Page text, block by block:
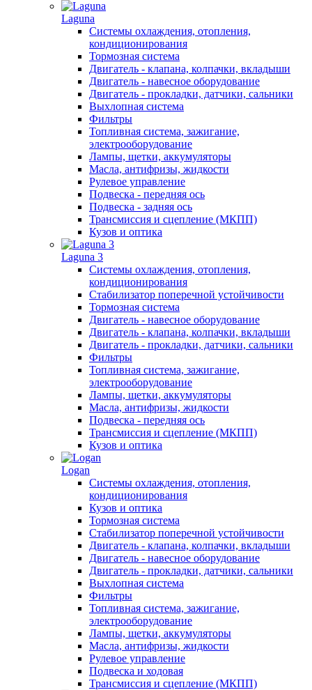
Laguna
Системы охлаждения, отопления,
кондиционирования
Тормозная система
Двигатель - клапана, колпачки, вкладыши
Двигатель - навесное оборудование
Двигатель - прокладки, датчики, сальники
Выхлопная система
Фильтры
Топливная система, зажигание,
электрооборудование
Лампы, щетки, аккумуляторы
Масла, антифризы, жидкости
Рулевое управление
Подвеска - передняя ось
Подвеска - задняя ось
Трансмиссия и сцепление (МКПП)
Кузов и оптика
Laguna 3
Системы охлаждения, отопления,
кондиционирования
Стабилизатор поперечной устойчивости
Тормозная система
Двигатель - навесное оборудование
Двигатель - клапана, колпачки, вкладыши
Двигатель - прокладки, датчики, сальники
Фильтры
Топливная система, зажигание,
электрооборудование
Лампы, щетки, аккумуляторы
Масла, антифризы, жидкости
Подвеска - передняя ось
Трансмиссия и сцепление (МКПП)
Кузов и оптика
Logan
Системы охлаждения, отопления,
кондиционирования
Кузов и оптика
Тормозная система
Стабилизатор поперечной устойчивости
Двигатель - клапана, колпачки, вкладыши
Двигатель - навесное оборудование
Двигатель - прокладки, датчики, сальники
Выхлопная система
Фильтры
Топливная система, зажигание,
электрооборудование
Лампы, щетки, аккумуляторы
Масла, антифризы, жидкости
Рулевое управление
Подвеска и ходовая
Трансмиссия и сцепление (МКПП)